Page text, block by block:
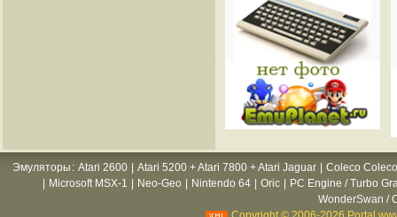
Эмуляторы : Atari 2600 Atari 5200 + Atari 7800 + Atari Jaguar
Coleco
Microsoft MSX-1 Neo-Geo Nintendo 64 Oric
PC Engine / Turbo
WonderSwan /